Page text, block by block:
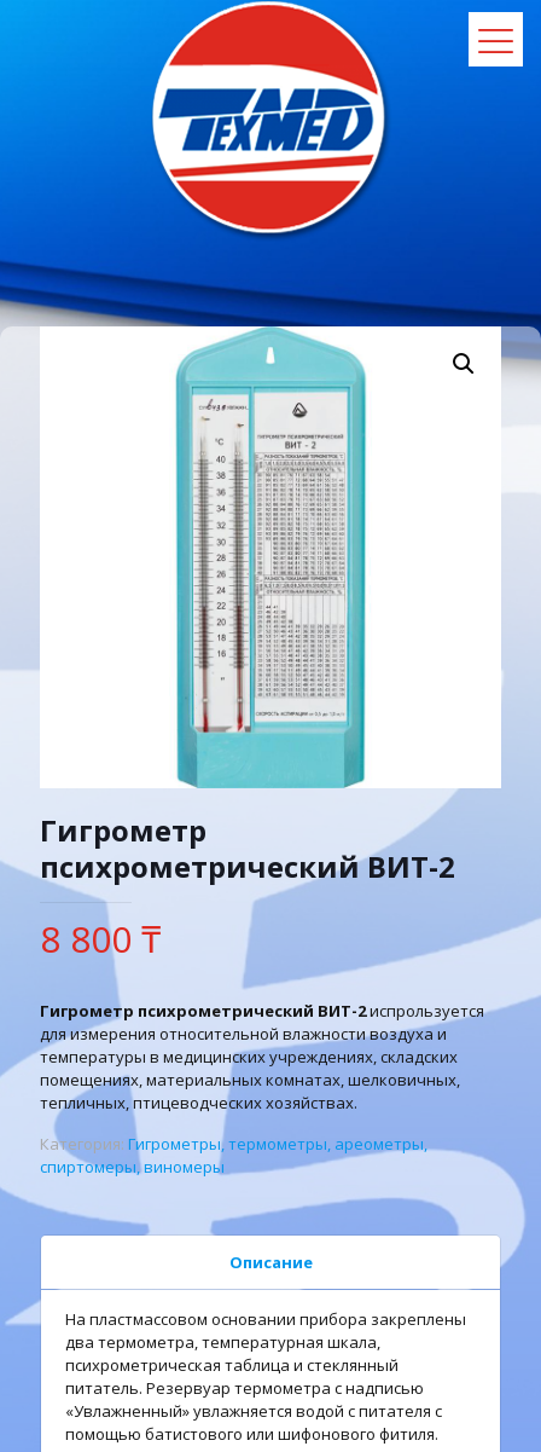
Гигрометр
психрометрический ВИТ-2
8 800 ₸
Гигрометр психрометрический ВИТ-2испрользуется
для измерения относительной влажности воздуха и
температуры в медицинских учреждениях, складских
помещениях, материальных комнатах, шелковичных,
тепличных, птицеводческих хозяйствах.
Категория: Гигрометры, термометры, ареометры,
спиртомеры, виномеры
Описание
На пластмассовом основании прибора закреплены
два термометра, температурная шкала,
психрометрическая таблица и стеклянный
питатель. Резервуар термометра с надписью
«Увлажненный» увлажняется водой с питателя с
помощью батистового или шифонового фитиля.